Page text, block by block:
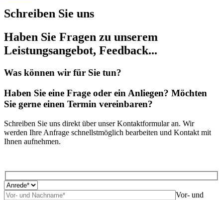
Schreiben Sie uns
Haben Sie Fragen zu unserem
Leistungsangebot, Feedback...
Was können wir für Sie tun?
Haben Sie eine Frage oder ein Anliegen? Möchten
Sie gerne einen Termin vereinbaren?
Schreiben Sie uns direkt über unser Kontaktformular an. Wir
werden Ihre Anfrage schnellstmöglich bearbeiten und Kontakt mit
Ihnen aufnehmen.
Vor- und